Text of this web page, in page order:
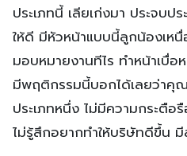
ประเภทนี้ เลียเก่งมา ประจบป
ให้ดี มีหัวหน้าแบบนี้ลูกน้องเห
มอบหมายงานทีไร ทำหน้าเบื่
มีพฤติกรรมนี้บอกได้เลยว่าคุ
ประเภทหนึ่ง ไม่มีความกระตือ
ไม่รู้สึกอยากทำให้บริษัทดีขึ้น